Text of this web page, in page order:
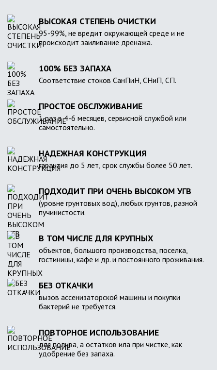
ВЫСОКАЯ СТЕПЕНЬ ОЧИСТКИ
95-99%, не вредит окружающей среде и не
происходит заиливание дренажа.
100% БЕЗ ЗАПАХА
Соответствие стоков СанПиН, СНиП, СП.
ПРОСТОЕ ОБСЛУЖИВАНИЕ
1 раз в 4-6 месяцев, сервисной службой или
самостоятельно.
НАДЕЖНАЯ КОНСТРУКЦИЯ
гарантия до 5 лет, срок службы более 50 лет.
ПОДХОДИТ ПРИ ОЧЕНЬ ВЫСОКОМ УГВ
(уровне грунтовых вод), любых грунтов, разной
пучинистости.
В ТОМ ЧИСЛЕ ДЛЯ КРУПНЫХ
объектов, большого производства, поселка,
гостиницы, кафе и др. и постоянного проживания.
БЕЗ ОТКАЧКИ
вызов ассенизаторской машины и покупки
бактерий не требуется.
ПОВТОРНОЕ ИСПОЛЬЗОВАНИЕ
для полива, а остатков ила при чистке, как
удобрение без запаха.